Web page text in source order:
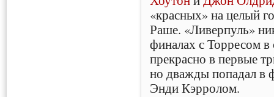
«красных» на целый
Раше. «Ливерпуль»
финалах с Торресом в
прекрасно в первые
но дважды попадал в
Энди Кэрролом.